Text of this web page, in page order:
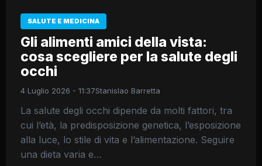
SALUTE E MEDICINA
Gli alimenti amici della vista:
cosa scegliere per la salute degli
occhi
4 Luglio 2026 - 11:37Stanislao Barretta
La salute degli occhi dipende da molti fattori, tra
cui l’età, la predisposizione genetica, l’esposizione
alla luce, lo stile di vita e l’alimentazione. Seguire
una dieta varia e…